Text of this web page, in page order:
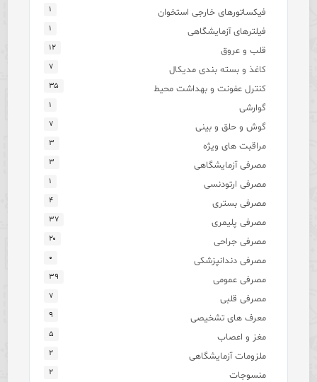
فیکساتورهای خارجی استخوان ۱
فیلترهای آزمایشگاهی ۱
قلب و عروق ۱۲
کاغذ و بسته بندی مدیکال ۷
کنترل عفونت و بهداشت محیط ۳۵
گوارشی ۱
گوش و حلق و بینی ۷
مراقبت های ویژه ۳
مصرفی آزمایشگاهی ۳
مصرفی ارتودنسی ۱
مصرفی بستری ۴
مصرفی پلیمری ۳۷
مصرفی جراحی ۲۰
مصرفی دندانپزشکی ۰
مصرفی عمومی ۳۹
مصرفی قلبی ۷
معرف های تشخیصی ۹
مغز و اعصاب ۵
ملزومات آزمایشگاهی ۲
منسوجات ۲